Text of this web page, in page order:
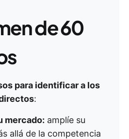
de 60
para identificar a los
:
mercado: amplíe su
allá de la competencia